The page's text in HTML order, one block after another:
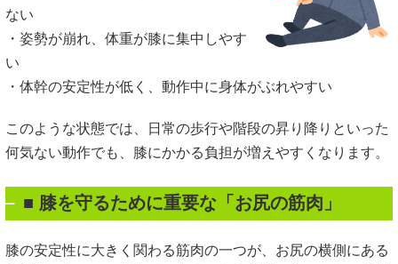
ない
・姿勢が崩れ、体重が膝に集中しやす
い
・体幹の安定性が低く、動作中に身体がぶれやすい
このような状態では、日常の歩行や階段の昇り降りといった
何気ない動作でも、膝にかかる負担が増えやすくなります。
■ 膝を守るために重要な「お尻の筋肉」
膝の安定性に大きく関わる筋肉の一つが、お尻の横側にある